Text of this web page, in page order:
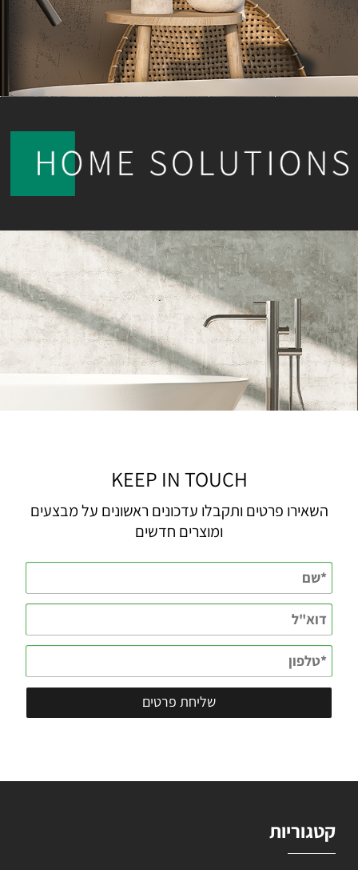
KEEP IN TOUCH
השאירו פרטים ותקבלו עדכונים ראשונים על מבצעים
ומוצרים חדשים
קטגוריות